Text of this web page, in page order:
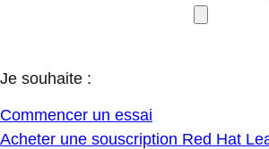
Je souhaite :
Commencer un essai
Acheter une souscription Red Hat